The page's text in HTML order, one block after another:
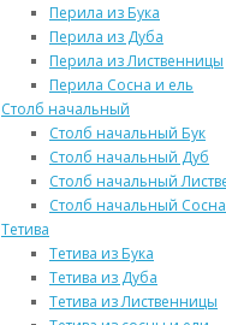
Перила из Бука
Перила из Дуба
Перила из Лиственницы
Перила Сосна и ель
Столб начальный
Столб начальный Бук
Столб начальный Дуб
Столб начальный
Столб начальный
Тетива
Тетива из Бука
Тетива из Дуба
Тетива из Лиственницы